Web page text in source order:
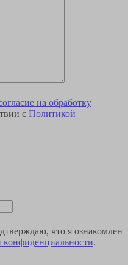
на обработку
с Политикой
что я ознакомлен
конфиденциальности.